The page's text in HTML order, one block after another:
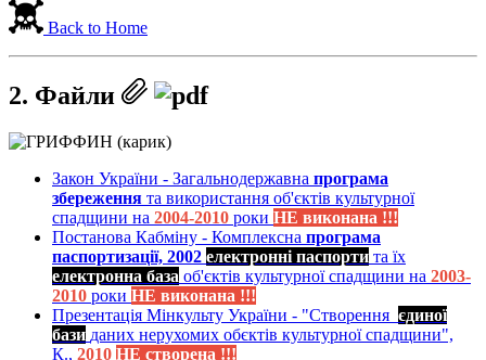
Back to Home
2. Файли
Закон України - Загальнодержавна програма
збереження та використання об'єктів культурної
спадщини на 2004-2010 роки НЕ виконана !!!
Постанова Кабміну - Комплексна програма
паспортизації, 2002 електронні паспорти та їх
електронна база об'єктів культурної спадщини на 2003-
2010 роки НЕ виконана !!!
Презентація Мінкульту України - "Створення єдиної
бази даних нерухомих обєктів культурної спадщини",
К., 2010 НЕ створена !!!